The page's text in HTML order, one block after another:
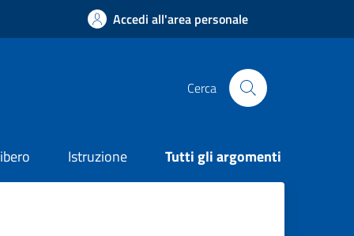
Accedi all'area personale
Cerca
Istruzione Tutti gli argomenti